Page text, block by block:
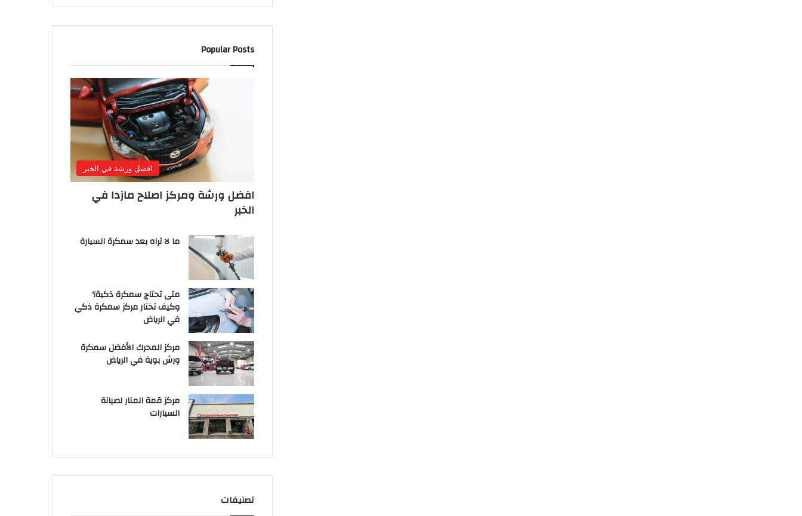
Popular Posts
افضل ورشة في الخبر
افضل ورشة ومركز اصلاح مازدا في
الخبر
ما لا تراه بعد سمكرة السيارة
متى تحتاج سمكرة ذكية؟
وكيف تختار مركز سمكرة ذكي
في الرياض
مركز المحرك الأفضل سمكرة
ورش بوية في الرياض
مركز قمة المنار لصيانة
السيارات
تصنيفات